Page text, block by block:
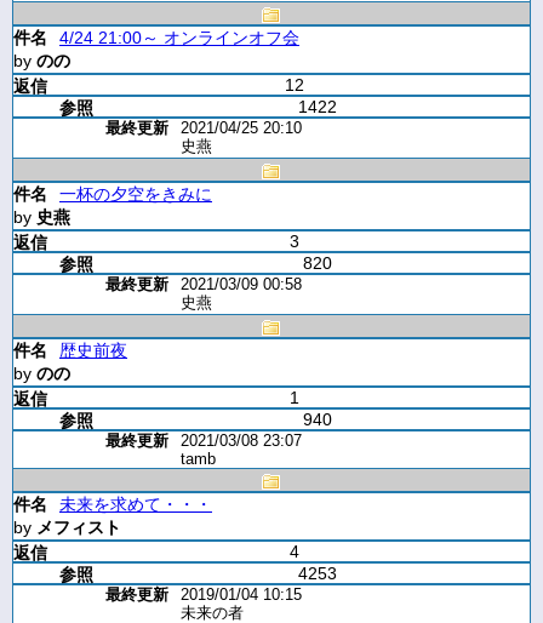
4/24 21:00～ オンラインオフ会
by のの
12
1422
2021/04/25 20:10
史燕
一杯の夕空をきみに
by 史燕
3
820
2021/03/09 00:58
史燕
歴史前夜
by のの
1
940
2021/03/08 23:07
tamb
未来を求めて・・・
by メフィスト
4
4253
2019/01/04 10:15
未来の者